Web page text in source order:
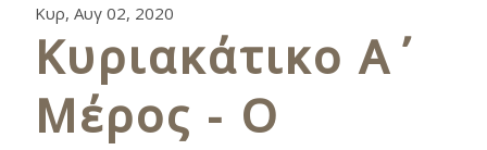
Κυρ, Αυγ 02, 2020
Κυριακάτικο Α΄
Μέρος - Ο